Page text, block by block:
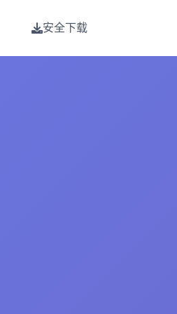
安全下载